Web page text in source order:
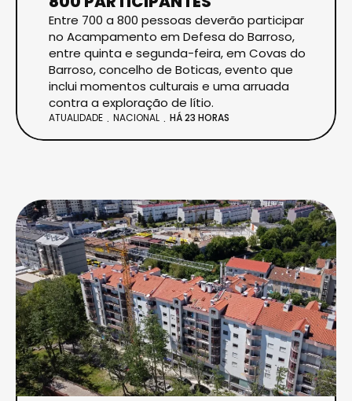
Entre 700 a 800 pessoas deverão participar
no Acampamento em Defesa do Barroso,
entre quinta e segunda-feira, em Covas do
Barroso, concelho de Boticas, evento que
inclui momentos culturais e uma arruada
contra a exploração de lítio.
ATUALIDADE NACIONAL HÁ 23 HORAS